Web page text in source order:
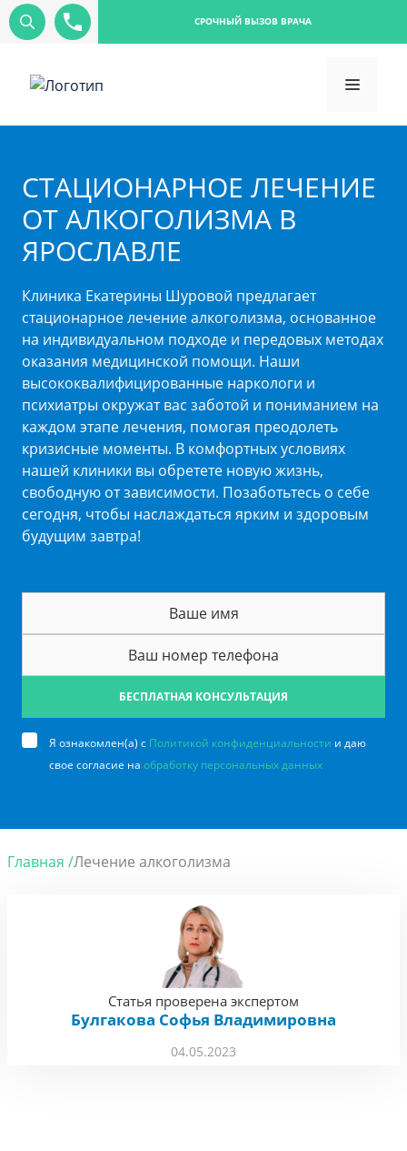
СРОЧНЫЙ ВЫЗОВ ВРАЧА
СТАЦИОНАРНОЕ ЛЕЧЕНИЕ
ОТ АЛКОГОЛИЗМА В
ЯРОСЛАВЛЕ
Клиника Екатерины Шуровой предлагает
стационарное лечение алкоголизма, основанное
на индивидуальном подходе и передовых методах
оказания медицинской помощи. Наши
высококвалифицированные наркологи и
психиатры окружат вас заботой и пониманием на
каждом этапе лечения, помогая преодолеть
кризисные моменты. В комфортных условиях
нашей клиники вы обретете новую жизнь,
свободную от зависимости. Позаботьтесь о себе
сегодня, чтобы наслаждаться ярким и здоровым
будущим завтра!
БЕСПЛАТНАЯ КОНСУЛЬТАЦИЯ
Я ознакомлен(а) с Политикой конфиденциальности и даю
свое согласие на обработку персональных данных
Главная /Лечение алкоголизма
04.05.2023
Статья проверена экспертом
Булгакова Софья Владимировна